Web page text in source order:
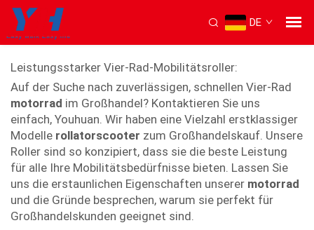
DE
Vierrädriger Mobilitätsscooter
Leistungsstarker Vier-Rad-Mobilitätsroller:
Auf der Suche nach zuverlässigen, schnellen Vier-Rad
motorrad im Großhandel? Kontaktieren Sie uns
einfach, Youhuan. Wir haben eine Vielzahl erstklassiger
Modelle rollatorscooter zum Großhandelskauf. Unsere
Roller sind so konzipiert, dass sie die beste Leistung
für alle Ihre Mobilitätsbedürfnisse bieten. Lassen Sie
uns die erstaunlichen Eigenschaften unserer motorrad
und die Gründe besprechen, warum sie perfekt für
Großhandelskunden geeignet sind.